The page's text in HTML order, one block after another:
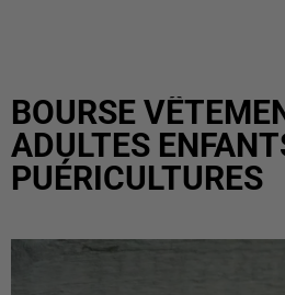
BOURSE
ADULTES
PUÉRICULTURES